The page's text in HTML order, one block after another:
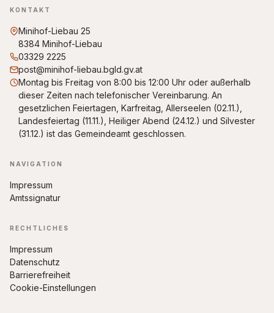
KONTAKT
Minihof-Liebau 25
8384 Minihof-Liebau
03329 2225
post@minihof-liebau.bgld.gv.at
Montag bis Freitag von 8:00 bis 12:00 Uhr oder außerhalb
dieser Zeiten nach telefonischer Vereinbarung. An
gesetzlichen Feiertagen, Karfreitag, Allerseelen (02.11.),
Landesfeiertag (11.11.), Heiliger Abend (24.12.) und Silvester
(31.12.) ist das Gemeindeamt geschlossen.
NAVIGATION
Impressum
Amtssignatur
RECHTLICHES
Impressum
Datenschutz
Barrierefreiheit
Cookie-Einstellungen